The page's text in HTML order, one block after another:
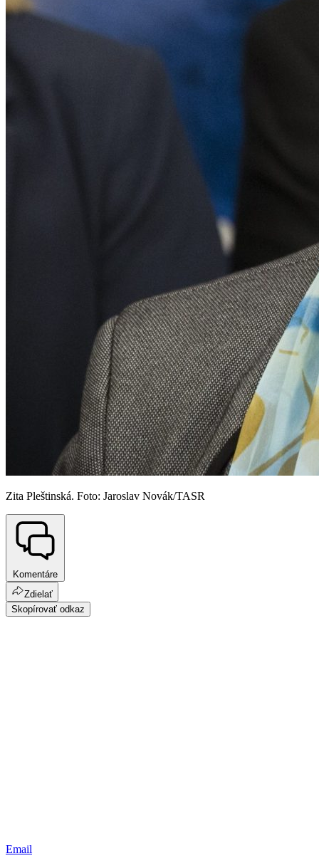
Zita Pleštinská. Foto: Jaroslav Novák/TASR
Komentáre
Zdielať
Skopírovať odkaz
Email